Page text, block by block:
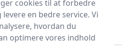
cookies til at forbedre
en bedre service. Vi
hvordan du
optimere vores indhold